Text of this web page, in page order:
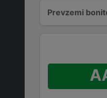
Prevzemi